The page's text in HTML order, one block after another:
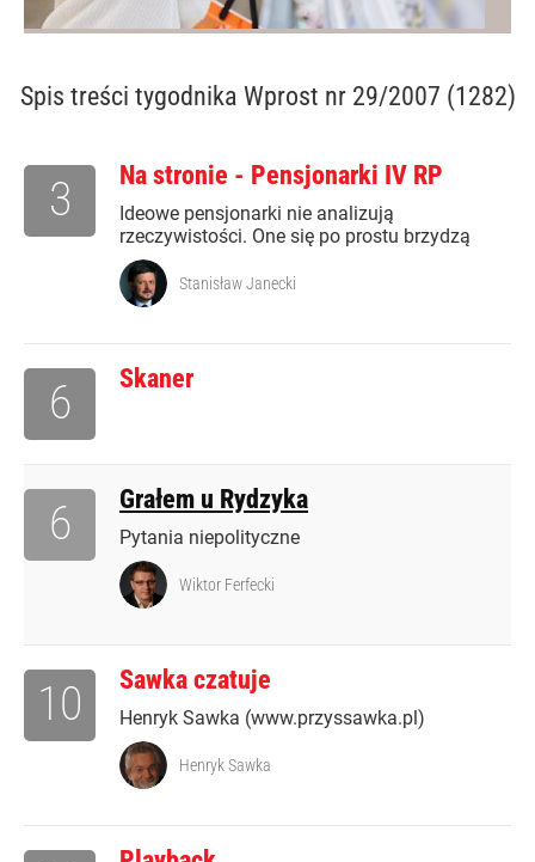
Spis treści tygodnika Wprost nr 29/2007 (1282)
Na stronie - Pensjonarki IV RP
Ideowe pensjonarki nie analizują
rzeczywistości. One się po prostu brzydzą
3
Stanisław Janecki
Skaner
6
Grałem u Rydzyka
Pytania niepolityczne
6
Wiktor Ferfecki
Sawka czatuje
Henryk Sawka (www.przyssawka.pl)
10
Henryk Sawka